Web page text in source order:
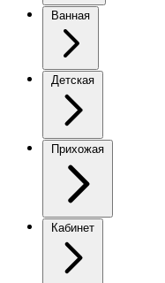
Ванная
Детская
Прихожая
Кабинет